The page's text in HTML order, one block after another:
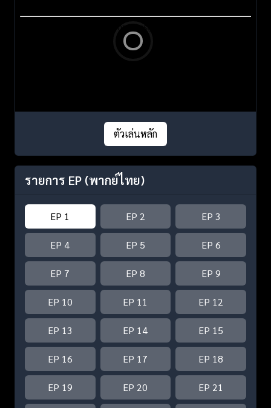
ตัวเล่นหลัก
รายการ EP (พากย์ไทย)
EP 1 EP 2 EP 3
EP 4 EP 5 EP 6
EP 7 EP 8 EP 9
EP 10 EP 11 EP 12
EP 13 EP 14 EP 15
EP 16 EP 17 EP 18
EP 19 EP 20 EP 21